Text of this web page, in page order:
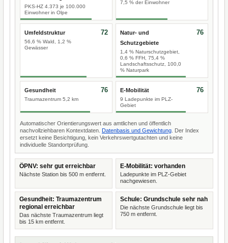
PKS-HZ 4.373 je 100.000
Einwohner in Olpe
7,5 % der Einwohner
Umfeldstruktur
56,6 % Wald, 1,2 %
Gewässer
72
Natur- und
Schutzgebiete
1,4 % Naturschutzgebiet,
0,6 % FFH, 75,4 %
Landschaftsschutz, 100,0
% Naturpark
76
Gesundheit
Traumazentrum 5,2 km
76 E-Mobilität
9 Ladepunkte im PLZ-
Gebiet
76
Automatischer Orientierungswert aus amtlichen und öffentlich
nachvollziehbaren Kontextdaten. Datenbasis und Gewichtung . Der Index
ersetzt keine Besichtigung, kein Verkehrswertgutachten und keine
individuelle Standortprüfung.
ÖPNV: sehr gut erreichbar
Nächste Station bis 500 m entfernt.
E-Mobilität: vorhanden
Ladepunkte im PLZ-Gebiet
nachgewiesen.
Gesundheit: Traumazentrum
regional erreichbar
Das nächste Traumazentrum liegt
bis 15 km entfernt.
Schule: Grundschule sehr nah
Die nächste Grundschule liegt bis
750 m entfernt.